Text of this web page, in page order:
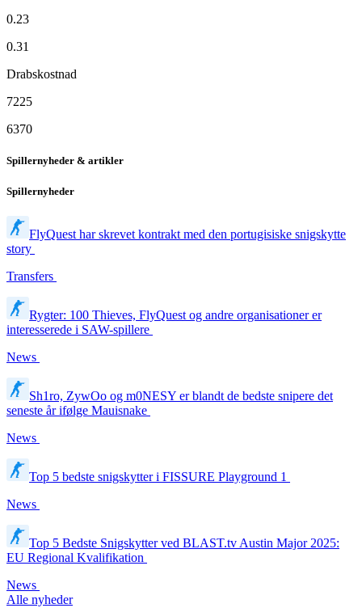
0.23
0.31
Drabskostnad
7225
6370
Spillernyheder & artikler
Spillernyheder
FlyQuest har skrevet kontrakt med den portugisiske snigskytte
story
Transfers
Rygter: 100 Thieves, FlyQuest og andre organisationer er
interesserede i SAW-spillere
News
Sh1ro, ZywOo og m0NESY er blandt de bedste snipere det
seneste år ifølge Mauisnake
News
Top 5 bedste snigskytter i FISSURE Playground 1
News
Top 5 Bedste Snigskytter ved BLAST.tv Austin Major 2025:
EU Regional Kvalifikation
News
Alle nyheder